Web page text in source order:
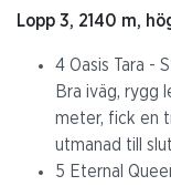
Lopp 3, 2140 m,
4 Oasis Tara -
Bra iväg, rygg
meter, fick en
utmanad till
5 Eternal